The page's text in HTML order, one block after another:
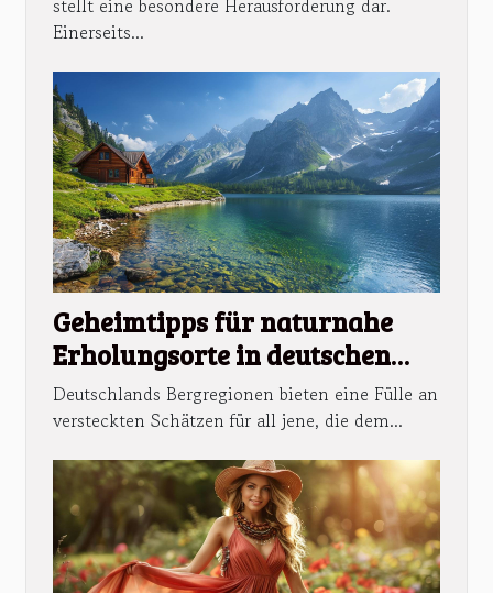
Einerseits...
Geheimtipps für naturnahe
Erholungsorte in deutschen
Bergregionen
Deutschlands Bergregionen bieten eine Fülle an
versteckten Schätzen für all jene, die dem...